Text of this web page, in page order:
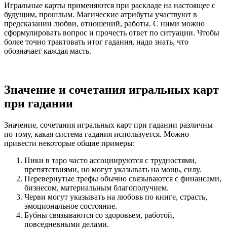
Игральные карты применяются при раскладе на настоящее с
будущим, прошлым. Магические атрибуты участвуют в
предсказании любви, отношений, работы. С ними можно
сформулировать вопрос и прочесть ответ по ситуации. Чтобы
более точно трактовать итог гадания, надо знать, что
обозначает каждая масть.
Значение и сочетания игральных карт
при гадании
Значение, сочетания игральных карт при гадании различны
по тому, какая система гадания используется. Можно
привести некоторые общие примеры:
Пики в таро часто ассоциируются с трудностями,
препятствиями, но могут указывать на мощь, силу.
Перевернутые трефы обычно связываются с финансами,
бизнесом, материальным благополучием.
Черви могут указывать на любовь по книге, страсть,
эмоциональное состояние.
Бубны связываются со здоровьем, работой,
повседневными делами.